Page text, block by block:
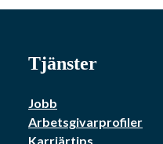
Tjänster
Jobb
Arbetsgivarprofiler
Karriärtips